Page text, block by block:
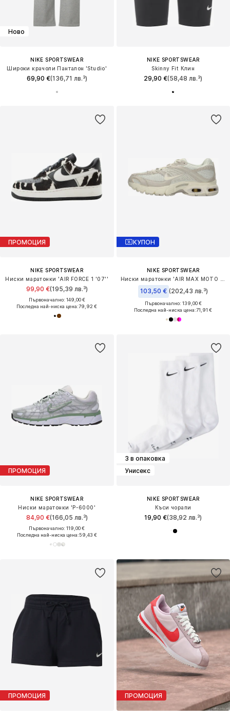
Ново
NIKE SPORTSWEAR
Широки крачоли Панталон 'Studio'
69,90 €(136,71 лв.³)
NIKE SPORTSWEAR
Skinny Fit Клин
29,90 €(58,48 лв.³)
ПРОМОЦИЯ
NIKE SPORTSWEAR
Ниски маратонки 'AIR FORCE 1 '07''
99,90 €(195,39 лв.³)
Първоначално: 149,00 €
Последна най-ниска цена:79,92 €
КУПОН
NIKE SPORTSWEAR
Ниски маратонки 'AIR MAX MOTO 2K'
103,50 € (202,43 лв.³)
Първоначално: 139,00 €
Последна най-ниска цена:71,91 €
ПРОМОЦИЯ
NIKE SPORTSWEAR
Ниски маратонки 'P-6000'
84,90 €(166,05 лв.³)
Първоначално: 119,00 €
Последна най-ниска цена:59,43 €
3 в опаковка
Унисекс
NIKE SPORTSWEAR
Къси чорапи
19,90 €(38,92 лв.³)
ПРОМОЦИЯ ПРОМОЦИЯ